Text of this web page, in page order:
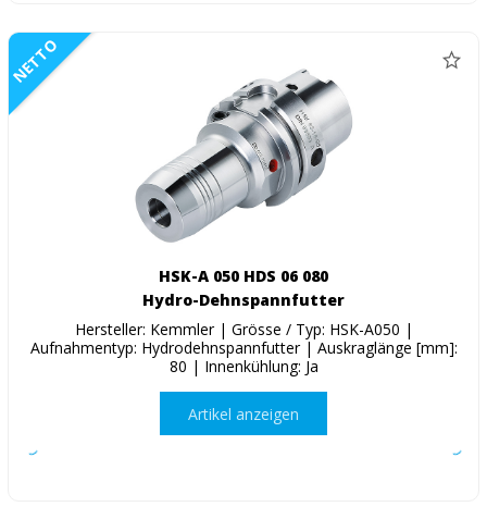
NETTO
HSK-A 050 HDS 06 080
Hydro-Dehnspannfutter
Hersteller: Kemmler | Grösse / Typ: HSK-A050 |
Aufnahmentyp: Hydrodehnspannfutter | Auskraglänge [mm]:
80 | Innenkühlung: Ja
Artikel anzeigen